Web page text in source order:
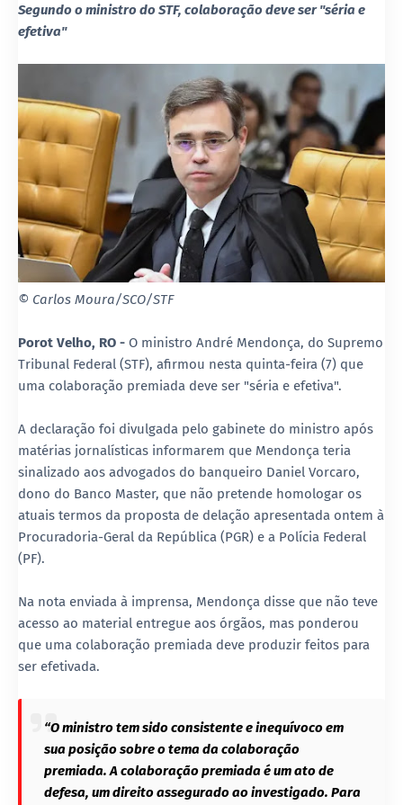
Segundo o ministro do STF, colaboração deve ser "séria e
efetiva"
© Carlos Moura/SCO/STF
Porot Velho, RO - O ministro André Mendonça, do Supremo
Tribunal Federal (STF), afirmou nesta quinta-feira (7) que
uma colaboração premiada deve ser "séria e efetiva".
A declaração foi divulgada pelo gabinete do ministro após
matérias jornalísticas informarem que Mendonça teria
sinalizado aos advogados do banqueiro Daniel Vorcaro,
dono do Banco Master, que não pretende homologar os
atuais termos da proposta de delação apresentada ontem à
Procuradoria-Geral da República (PGR) e a Polícia Federal
(PF).
Na nota enviada à imprensa, Mendonça disse que não teve
acesso ao material entregue aos órgãos, mas ponderou
que uma colaboração premiada deve produzir feitos para
ser efetivada.
“O ministro tem sido consistente e inequívoco em
sua posição sobre o tema da colaboração
premiada. A colaboração premiada é um ato de
defesa, um direito assegurado ao investigado. Para